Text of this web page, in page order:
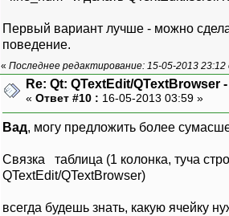
Первый вариант лучше - можно
поведение.
« Последнее редактирование: 15-05-2013
Re: Qt: QTextEdit/QTextBrowser
« Ответ #10 : 16-05-2013 03:59 »
Вад, могу предложить более
Связка таблица (1 колонка, туча
QTextEdit/QTextBrowser)
всегда будешь знать, какую ячейку